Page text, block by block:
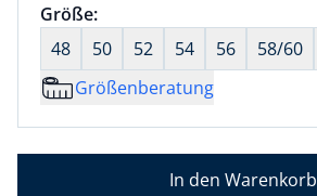
Größenauswahl:
Größe:nichts ausgewählt
48
50 52 54 56 58/60
Größenberatung
In den Warenkorb